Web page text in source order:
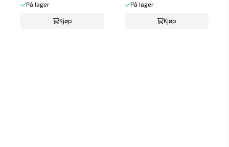
På lager
Kjøp
På lager
Kjøp